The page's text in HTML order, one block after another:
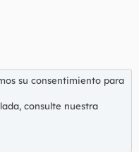
su consentimiento para
consulte nuestra